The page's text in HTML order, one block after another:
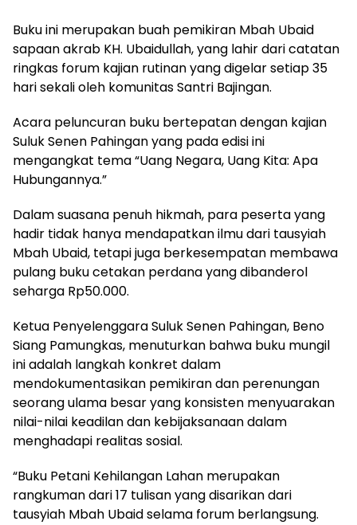
Buku ini merupakan buah pemikiran Mbah Ubaid
sapaan akrab KH. Ubaidullah, yang lahir dari catatan
ringkas forum kajian rutinan yang digelar setiap 35
hari sekali oleh komunitas Santri Bajingan.
Acara peluncuran buku bertepatan dengan kajian
Suluk Senen Pahingan yang pada edisi ini
mengangkat tema “Uang Negara, Uang Kita: Apa
Hubungannya.”
Dalam suasana penuh hikmah, para peserta yang
hadir tidak hanya mendapatkan ilmu dari tausyiah
Mbah Ubaid, tetapi juga berkesempatan membawa
pulang buku cetakan perdana yang dibanderol
seharga Rp50.000.
Ketua Penyelenggara Suluk Senen Pahingan, Beno
Siang Pamungkas, menuturkan bahwa buku mungil
ini adalah langkah konkret dalam
mendokumentasikan pemikiran dan perenungan
seorang ulama besar yang konsisten menyuarakan
nilai-nilai keadilan dan kebijaksanaan dalam
menghadapi realitas sosial.
“Buku Petani Kehilangan Lahan merupakan
rangkuman dari 17 tulisan yang disarikan dari
tausyiah Mbah Ubaid selama forum berlangsung.